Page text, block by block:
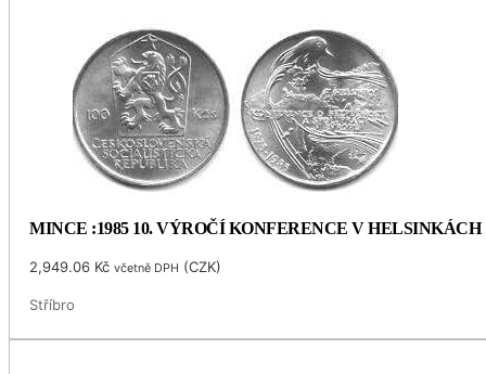
MINCE :1985 10. VÝROČÍ KONFERENCE V HELSINKÁCH
2,949.06 Kč včetně DPH (CZK)
Stříbro